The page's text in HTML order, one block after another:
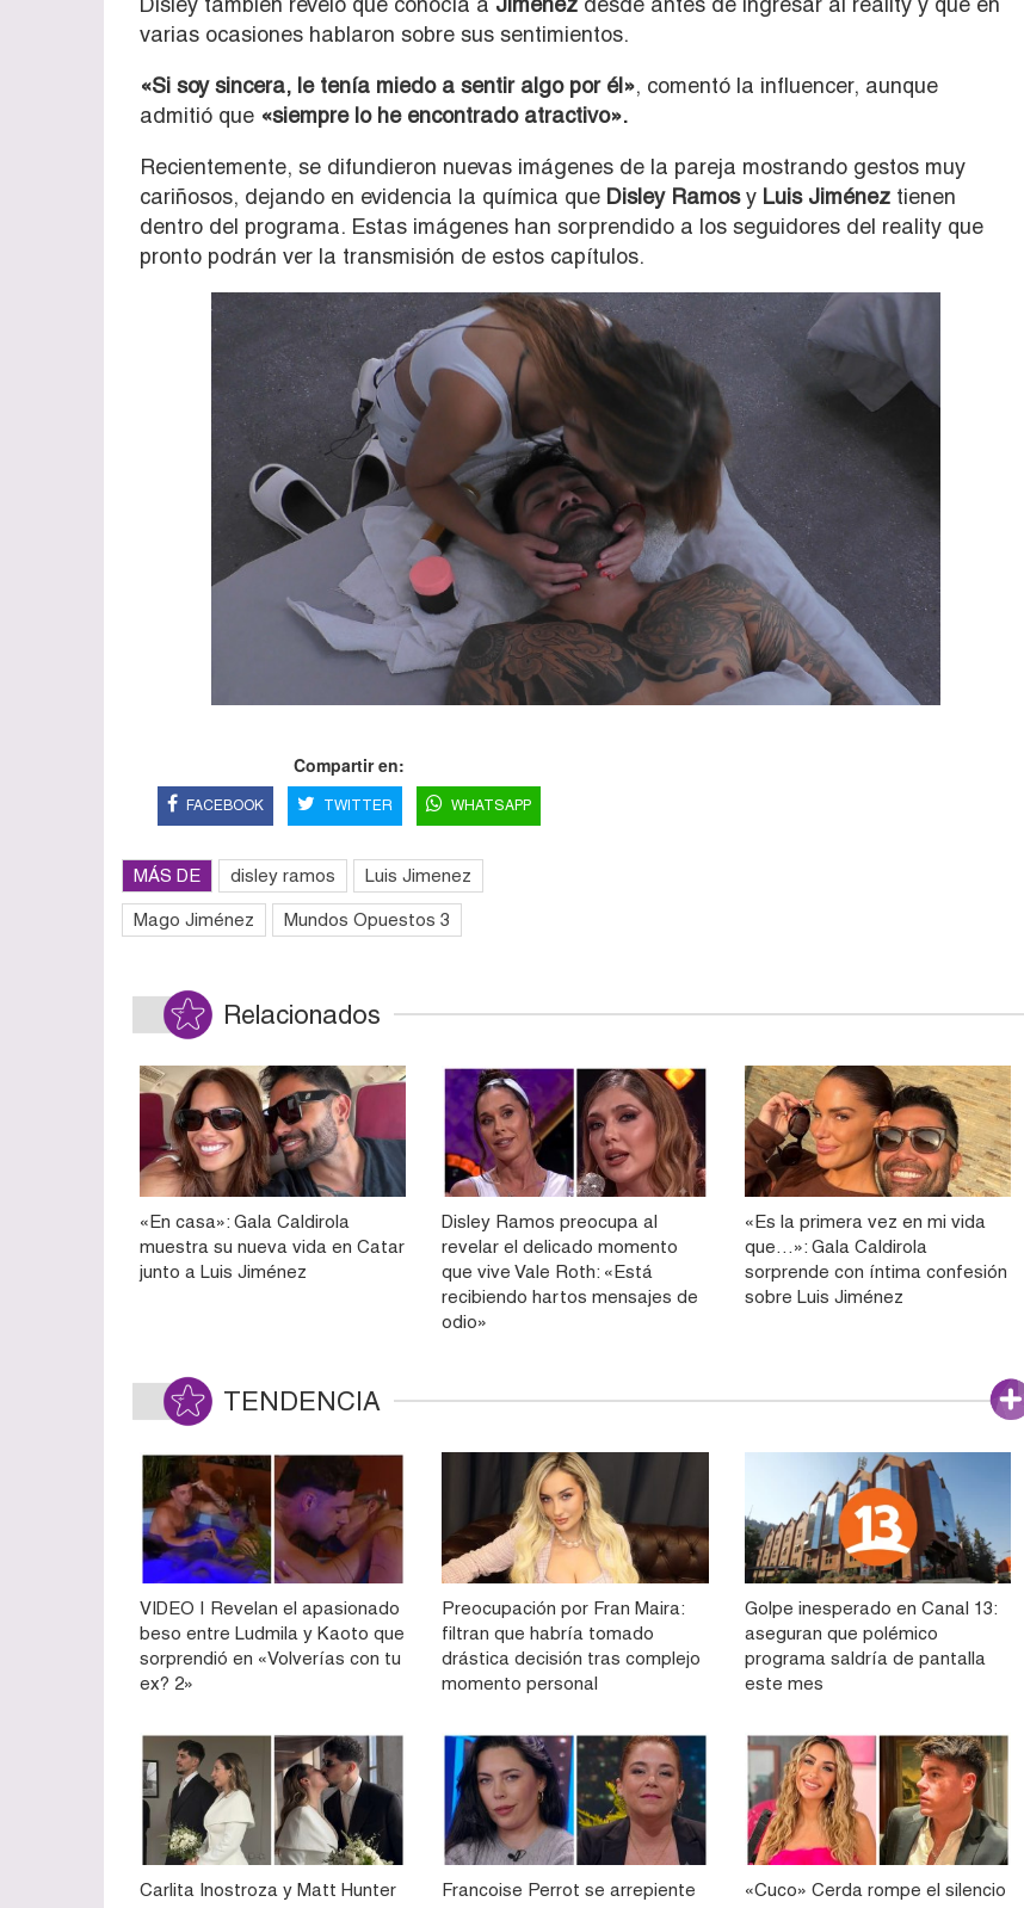
varias ocasiones hablaron sobre sus sentimientos.
«Si soy sincera, le tenía miedo a sentir algo por él», comentó la influencer, aunque
admitió que «siempre lo he encontrado atractivo».
Recientemente, se difundieron nuevas imágenes de la pareja mostrando gestos muy
cariñosos, dejando en evidencia la química que Disley Ramosy Luis Jiménez tienen
dentro del programa. Estas imágenes han sorprendido a los seguidores del reality que
pronto podrán ver la transmisión de estos capítulos.
Compartir en:
FACEBOOK TWITTER WHATSAPP
MÁS DE disley ramos Luis Jimenez
Mago Jiménez Mundos Opuestos 3
Relacionados
«En casa»: Gala Caldirola
muestra su nueva vida en Catar
junto a Luis Jiménez
Disley Ramos preocupa al
revelar el delicado momento
que vive Vale Roth: «Está
recibiendo hartos mensajes de
odio»
«Es la primera vez en mi vida
que…»: Gala Caldirola
sorprende con íntima confesión
sobre Luis Jiménez
TENDENCIA
VIDEO | Revelan el apasionado
beso entre Ludmila y Kaoto que
sorprendió en «Volverías con tu
ex? 2»
Preocupación por Fran Maira:
filtran que habría tomado
drástica decisión tras complejo
momento personal
Golpe inesperado en Canal 13:
aseguran que polémico
programa saldría de pantalla
este mes
Carlita Inostroza y Matt Hunter
Francoise Perrot se arrepiente
«Cuco» Cerda rompe el silencio